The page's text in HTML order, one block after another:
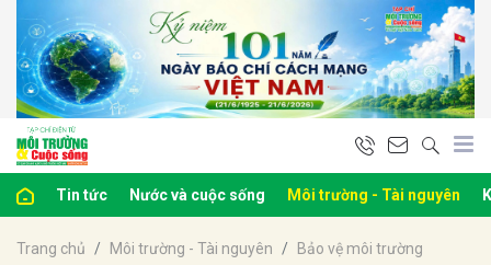
Tin tức Nước và cuộc sống Môi trường - Tài nguyên
Trang chủ Môi trường - Tài nguyên Bảo vệ môi trường
luận